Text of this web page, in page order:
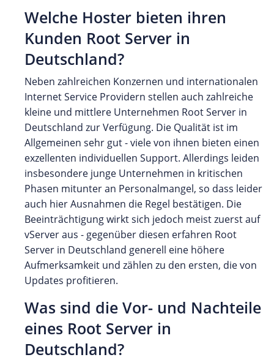
Welche Hoster bieten ihren
Kunden Root Server in
Deutschland?
Neben zahlreichen Konzernen und internationalen
Internet Service Providern stellen auch zahlreiche
kleine und mittlere Unternehmen Root Server in
Deutschland zur Verfügung. Die Qualität ist im
Allgemeinen sehr gut - viele von ihnen bieten einen
exzellenten individuellen Support. Allerdings leiden
insbesondere junge Unternehmen in kritischen
Phasen mitunter an Personalmangel, so dass leider
auch hier Ausnahmen die Regel bestätigen. Die
Beeinträchtigung wirkt sich jedoch meist zuerst auf
vServer aus - gegenüber diesen erfahren Root
Server in Deutschland generell eine höhere
Aufmerksamkeit und zählen zu den ersten, die von
Updates profitieren.
Was sind die Vor- und Nachteile
eines Root Server in
Deutschland?